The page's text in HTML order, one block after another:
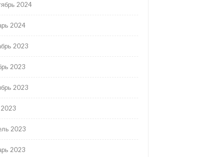
2024
2024
2023
2023
2023
2023
2023